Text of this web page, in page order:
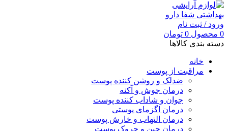
ورود / ثبت نام
0 محصول 0 تومان
دسته بندی کالاها
خانه
مراقبت از پوست
ضدلک و روشن کننده پوست
درمان جوش و آکنه
جوان و شاداب کننده پوست
درمان اگزمای پوستی
درمان التهاب و خارش پوست
درمان چین و چروک پوست